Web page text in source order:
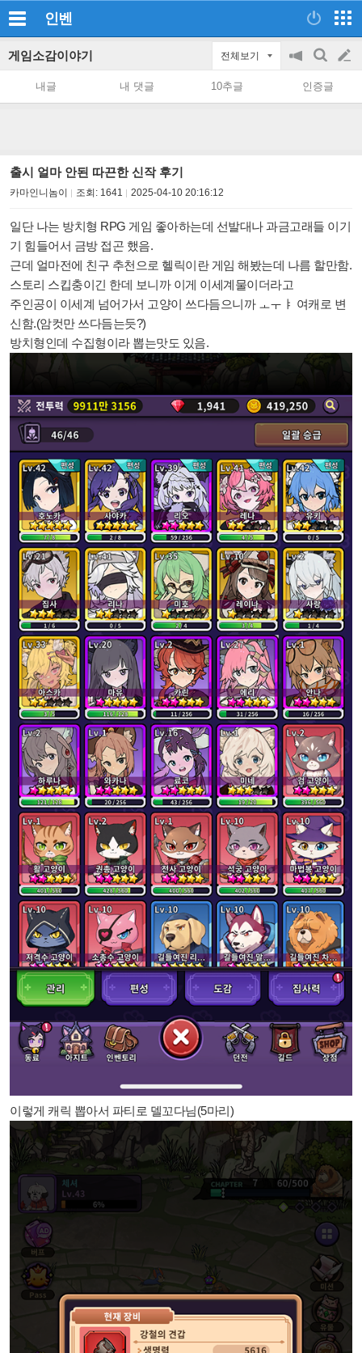
인벤
게임소감이야기 전체보기
공
on/off
검
색
글
쓰
내글 내 댓글 10추글 인증글
출시 얼마 안된 따끈한 신작 후기
카마인니놈이 조회: 1641 2025-04-10 20:16:12
일단 나는 방치형 RPG 게임 좋아하는데 선발대나 과금고래들 이기
기 힘들어서 금방 접곤 했음.
근데 얼마전에 친구 추천으로 헬릭이란 게임 해봤는데 나름 할만함.
스토리 스킵충이긴 한데 보니까 이게 이세계물이더라고
주인공이 이세계 넘어가서 고양이 쓰다듬으니까 ㅗㅜㅑ 여캐로 변
신함.(암컷만 쓰다듬는듯?)
방치형인데 수집형이라 뽑는맛도 있음.
이렇게 캐릭 뽑아서 파티로 델꼬다님(5마리)